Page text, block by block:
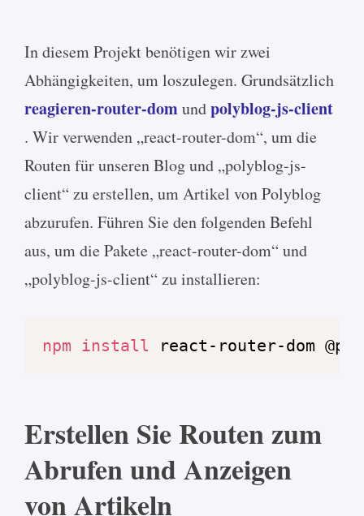
In diesem Projekt benötigen wir zwei
Abhängigkeiten, um loszulegen. Grundsätzlich
reagieren-router-domundpolyblog-js-client
. Wir verwenden „react-router-dom“, um die
Routen für unseren Blog und „polyblog-js-
client“ zu erstellen, um Artikel von Polyblog
abzurufen. Führen Sie den folgenden Befehl
aus, um die Pakete „react-router-dom“ und
„polyblog-js-client“ zu installieren:
npm install react-router-dom
Erstellen Sie Routen zum
Abrufen und Anzeigen
von Artikeln